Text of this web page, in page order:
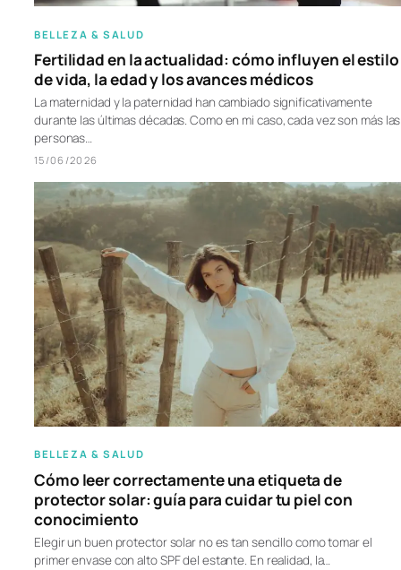
BELLEZA & SALUD
Fertilidad en la actualidad: cómo influyen el estilo
de vida, la edad y los avances médicos
La maternidad y la paternidad han cambiado significativamente
durante las últimas décadas. Como en mi caso, cada vez son más las
personas…
15/06/2026
BELLEZA & SALUD
Cómo leer correctamente una etiqueta de
protector solar: guía para cuidar tu piel con
conocimiento
Elegir un buen protector solar no es tan sencillo como tomar el
primer envase con alto SPF del estante. En realidad, la…